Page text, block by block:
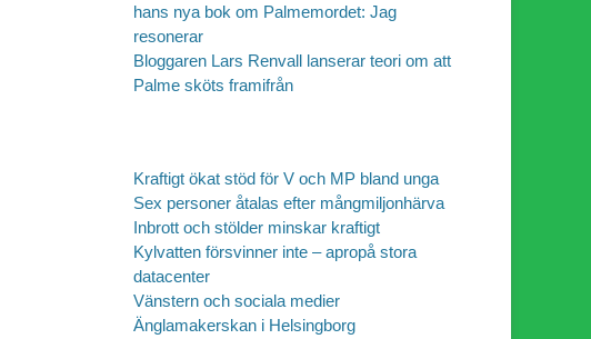
hans nya bok om Palmemordet: Jag
resonerar
Bloggaren Lars Renvall lanserar teori om att
Palme sköts framifrån
Kraftigt ökat stöd för V och MP bland unga
Sex personer åtalas efter mångmiljonhärva
Inbrott och stölder minskar kraftigt
Kylvatten försvinner inte – apropå stora
datacenter
Vänstern och sociala medier
Änglamakerskan i Helsingborg